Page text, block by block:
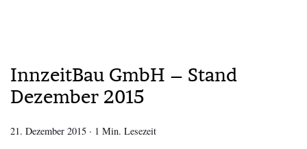
InnzeitBau GmbH – Stand
Dezember 2015
21. Dezember 2015 · 1 Min. Lesezeit